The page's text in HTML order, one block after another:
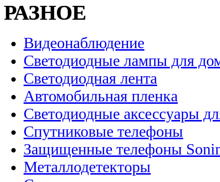
РАЗНОЕ
Видеонаблюдение
Светодиодные лампы для
Светодиодная лента
Автомобильная пленка
Светодиодные аксессуары
Спутниковые телефоны
Защищенные телефоны
Металлодетекторы